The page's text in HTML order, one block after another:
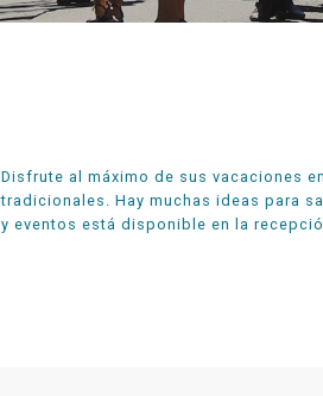
Disfrute al máximo de sus vacaciones
tradicionales. Hay muchas ideas para
y eventos está disponible en la